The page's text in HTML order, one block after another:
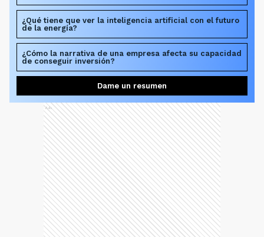
¿Qué tiene que ver la inteligencia artificial con el futuro
de la energía?
¿Cómo la narrativa de una empresa afecta su capacidad
de conseguir inversión?
Dame un resumen
Ads